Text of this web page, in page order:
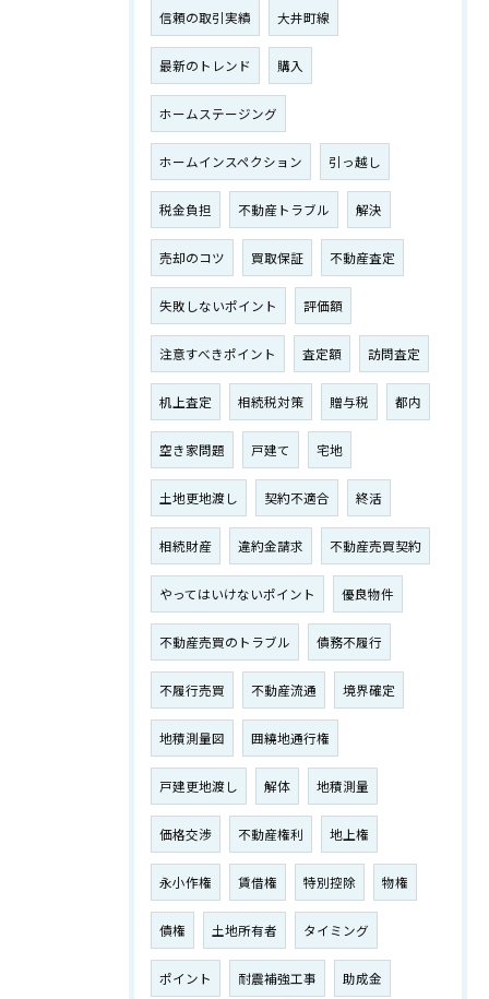
信頼の取引実績 大井町線
最新のトレンド 購入
ホームステージング
ホームインスペクション 引っ越し
税金負担 不動産トラブル 解決
売却のコツ 買取保証 不動産査定
失敗しないポイント 評価額
注意すべきポイント 査定額 訪問査定
机上査定 相続税対策 贈与税 都内
空き家問題 戸建て 宅地
土地更地渡し 契約不適合 終活
相続財産 違約金請求 不動産売買契約
やってはいけないポイント 優良物件
不動産売買のトラブル 債務不履行
不履行売買 不動産流通 境界確定
地積測量図 囲繞地通行権
戸建更地渡し 解体 地積測量
価格交渉 不動産権利 地上権
永小作権 賃借権 特別控除 物権
債権 土地所有者 タイミング
ポイント 耐震補強工事 助成金